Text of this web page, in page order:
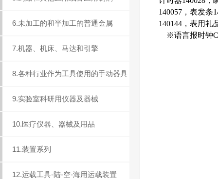
6.未加工的和半加工的普通金属
7.机器、机床、马达和引擎
8.各种行业作为工具使用的手动器具
9.实验室科研用仪器及器械
10.医疗仪器、器械及用品
11.装置系列
12.运载工具-陆-空-海用运载装置
140057，表发条
140144，表用礼
※语言报时钟